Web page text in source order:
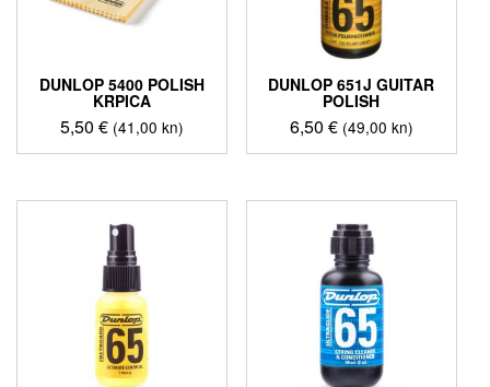
DUNLOP 5400 POLISH
KRPICA
5,50€ (41,00 kn)
DUNLOP 651J GUITAR
POLISH
6,50 € (49,00 kn)